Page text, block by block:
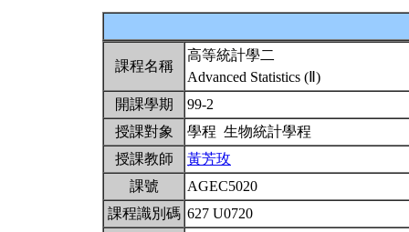
課程名稱
高等統計學二
Advanced Statistics (Ⅱ)
開課學期
99-2
授課對象
學程 生物統計學程
授課教師
黃芳玫
課號
AGEC5020
課程識別碼 627 U0720